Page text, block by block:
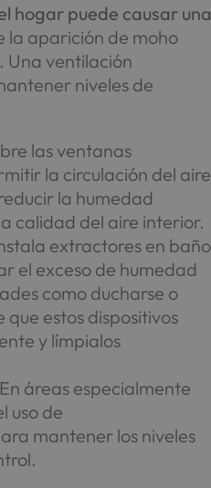
hogar puede causar
la aparición de moho
Una ventilación
niveles de
las ventanas
la circulación del aire
la humedad
calidad del aire interior.
extractores en
el exceso de humedad
como ducharse o
estos dispositivos
y límpialos
En áreas especialmente
uso de
mantener los niveles